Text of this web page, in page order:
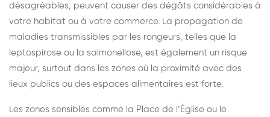
désagréables, peuvent causer des dégâts considérables à
votre habitat ou à votre commerce. La propagation de
maladies transmissibles par les rongeurs, telles que la
leptospirose ou la salmonellose, est également un risque
majeur, surtout dans les zones où la proximité avec des
lieux publics ou des espaces alimentaires est forte.
Les zones sensibles comme la Place de l’Église ou le